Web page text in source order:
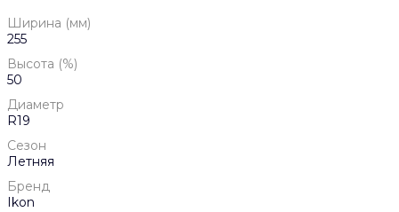
Ширина (мм)
255
Высота (%)
50
Диаметр
R19
Сезон
Летняя
Бренд
Ikon